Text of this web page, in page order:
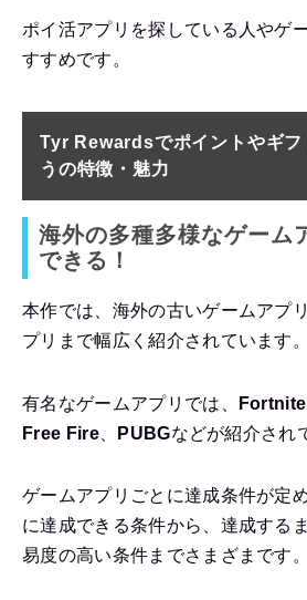
ポイ活アプリを探している人やゲ
すすめです。
Tyr Rewardsでポイントやギフ
うの特徴・魅力
海外の多種多様なゲーム
できる！
本作では、海外の古いゲームアプ
プリまで幅広く紹介されています。
有名なゲームアプリでは、 Fortnite
Free Fire、 PUBGなどが紹介され
ゲームアプリごとに達成条件が定
に達成できる条件から、達成する
易度の高い条件までさまざまです。